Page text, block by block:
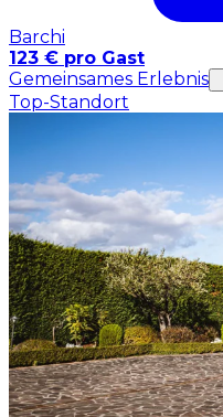
Barchi
123 € pro Gast
Gemeinsames Erlebnis
Top-Standort